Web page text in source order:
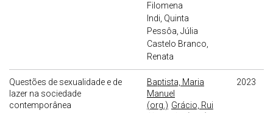
Filomena
Indi, Quinta
Pessôa, Júlia
Castelo Branco,
Renata
Questões de sexualidade e de
lazer na sociedade
contemporânea
Baptista, Maria
Manuel
(org.) Grácio, Rui
2023